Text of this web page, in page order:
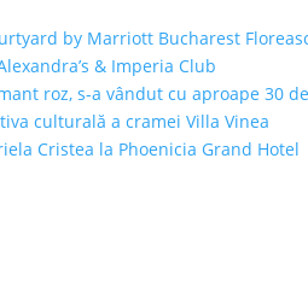
by Marriott Bucharest
& Imperia Club
roz, s-a vândut cu aproape 30
culturală a cramei Villa Vinea
Cristea la Phoenicia Grand Hotel